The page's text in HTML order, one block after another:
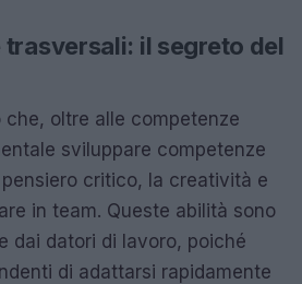
trasversali: il segreto del
oltre alle competenze
sviluppare competenze
critico, la creatività e
in team. Queste abilità sono
dai datori di lavoro, poiché
di adattarsi rapidamente